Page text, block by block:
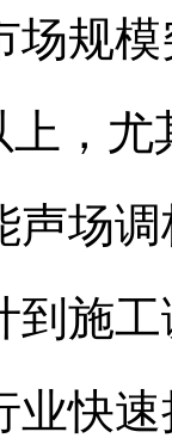
场规
上，
声场
到施
业快